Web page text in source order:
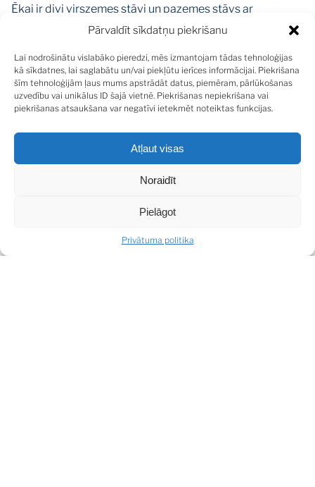
Pārvaldīt sīkdatņu piekrišanu
Lai nodrošinātu vislabāko pieredzi, mēs izmantojam tādas tehnoloģijas
kā sīkdatnes, lai saglabātu un/vai piekļūtu ierīces informācijai. Piekrišana
šīm tehnoloģijām ļaus mums apstrādāt datus, piemēram, pārlūkošanas
uzvedību vai unikālus ID šajā vietnē. Piekrišanas nepiekrišana vai
piekrišanas atsaukšana var negatīvi ietekmēt noteiktas funkcijas.
Atļaut visas
Noraidīt
Pielāgot
Privātuma politika
Ēkai ir divi virszemes stāvi un pazemes stāvs ar
autostāvvietām. Kopumā projektā izbūvēti 16
Šobrīd iegādei pieejami vēl 4 dzīvokļi. Par papildu
samaksu iespējams iegādāties pazemes autostāvvietu –
15 000 EUR.
Dzīvoklis atrodas vienā no zaļākajām un mierīgākajām
Pārdaugavas apkaimēm – Bieriņos. Apkārtni raksturo
zema apbūve, privātmāju vide un izteikta mazpilsētas
centram. Cauri apkaimei plūst Mārupīte, kuras krastos
un apskatāmi tēlniecības darbi. Vēsturiski Bieriņi bijuši